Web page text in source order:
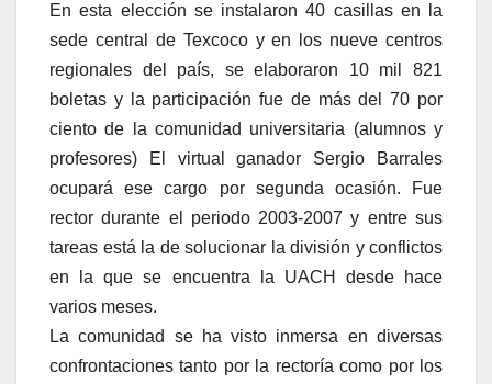
En esta elección se instalaron 40 casillas en la
sede central de Texcoco y en los nueve centros
regionales del país, se elaboraron 10 mil 821
boletas y la participación fue de más del 70 por
ciento de la comunidad universitaria (alumnos y
profesores) El virtual ganador Sergio Barrales
ocupará ese cargo por segunda ocasión. Fue
rector durante el periodo 2003-2007 y entre sus
tareas está la de solucionar la división y conflictos
en la que se encuentra la UACH desde hace
varios meses.
La comunidad se ha visto inmersa en diversas
confrontaciones tanto por la rectoría como por los